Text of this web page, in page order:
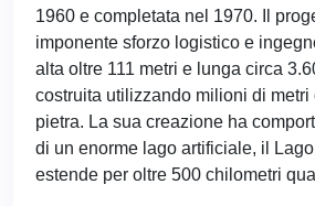
1960 e completata nel 1970. Il
imponente sforzo logistico e
alta oltre 111 metri e lunga circa
costruita utilizzando milioni di metri
pietra. La sua creazione ha
di un enorme lago artificiale, il
estende per oltre 500 chilometri